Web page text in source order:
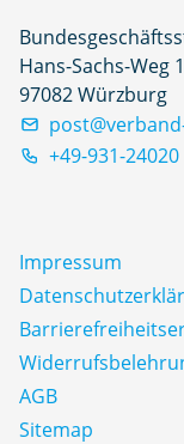
Hans-Sachs-Weg
97082 Würzburg
+49-931-24020
Impressum
AGB
Sitemap